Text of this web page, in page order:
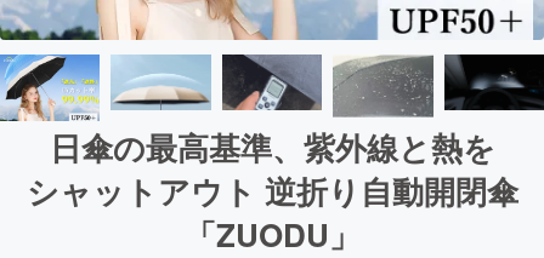
日傘の最高基準、紫外線と熱を
シャットアウト 逆折り自動開閉傘
「ZUODU」